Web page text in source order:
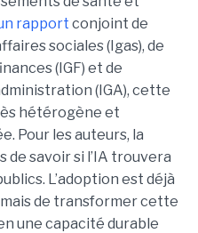
rapport conjoint de
sociales (Igas), de
(IGF) et de
(IGA), cette
hétérogène et
Pour les auteurs, la
de savoir si l’IA trouvera
L’adoption est déjà
de transformer cette
une capacité durable